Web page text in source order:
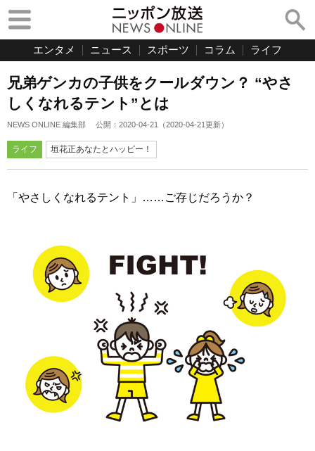
エンタメ ニュース スポーツ コラム ライフ
兄弟ゲンカの子供をクールダウン？ “やさ
しくなれるテント”とは
NEWS ONLINE 編集部 公開： 2020-04-21 （2020-04-21更新）
ライフ 垣花正あなたとハッピー！
「やさしくなれるテント」……ご存じだろうか？